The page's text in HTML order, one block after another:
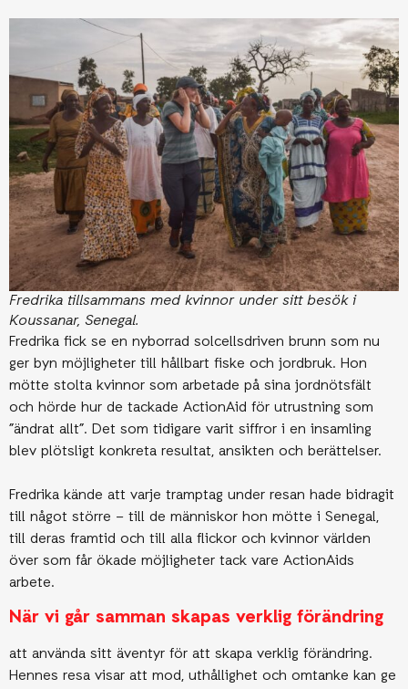
Fredrika tillsammans med kvinnor under sitt besök i
Koussanar, Senegal.
Fredrika fick se en nyborrad solcellsdriven brunn som nu
ger byn möjligheter till hållbart fiske och jordbruk. Hon
mötte stolta kvinnor som arbetade på sina jordnötsfält
och hörde hur de tackade ActionAid för utrustning som
”ändrat allt”. Det som tidigare varit siffror i en insamling
blev plötsligt konkreta resultat, ansikten och berättelser.
Fredrika kände att varje tramptag under resan hade bidragit
till något större – till de människor hon mötte i Senegal,
till deras framtid och till alla flickor och kvinnor världen
över som får ökade möjligheter tack vare ActionAids
arbete.
När vi går samman skapas verklig förändring
att använda sitt äventyr för att skapa verklig förändring.
Hennes resa visar att mod, uthållighet och omtanke kan ge